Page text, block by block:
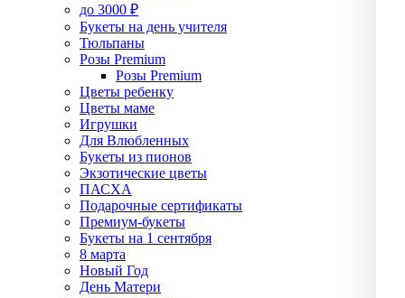
до 3000 ₽
Букеты на день учителя
Тюльпаны
Розы Premium
Розы Premium
Цветы ребенку
Цветы маме
Игрушки
Для Влюбленных
Букеты из пионов
Экзотические цветы
ПАСХА
Подарочные сертификаты
Премиум-букеты
Букеты на 1 сентября
8 марта
Новый Год
День Матери